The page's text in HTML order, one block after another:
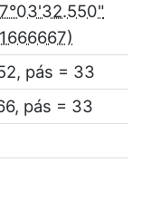
pás = 33
pás = 33